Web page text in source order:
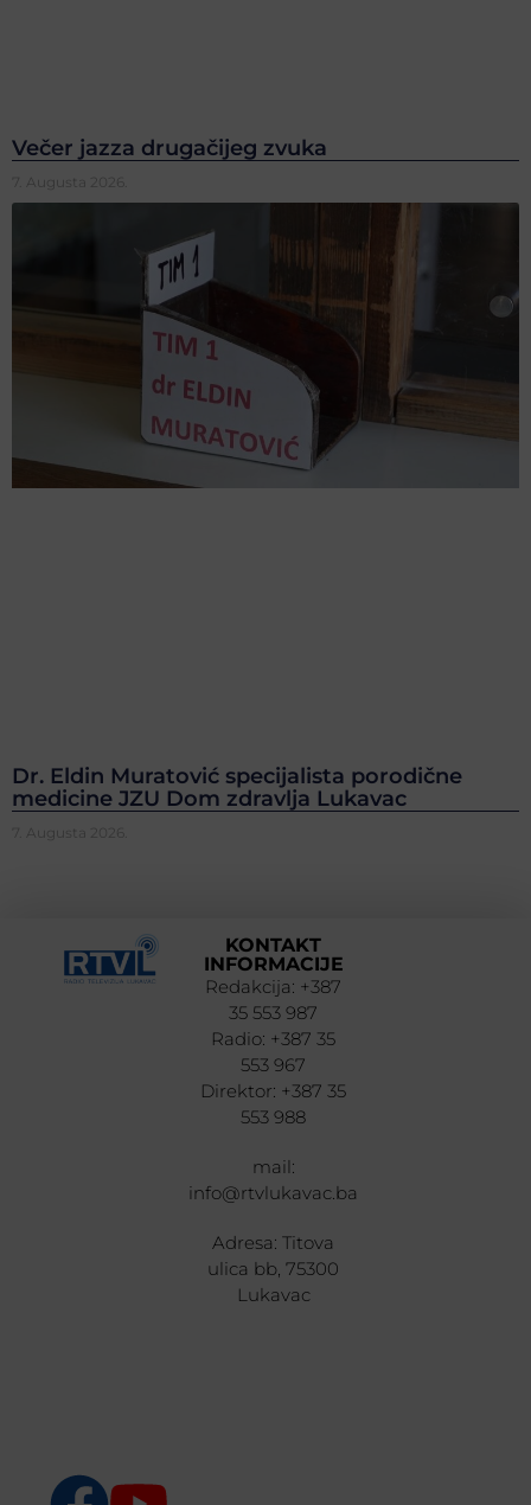
Večer jazza drugačijeg zvuka
7. Augusta 2026.
Dr. Eldin Muratović specijalista porodične
medicine JZU Dom zdravlja Lukavac
7. Augusta 2026.
KONTAKT
INFORMACIJE
Redakcija: +387
35 553 987
Radio: +387 35
553 967
Direktor: +387 35
553 988
mail:
info@rtvlukavac.ba
Adresa: Titova
ulica bb, 75300
Lukavac